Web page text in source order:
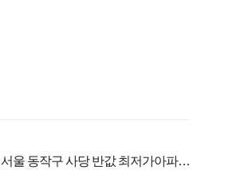
서울 동작구 사당 반값 최저가아파트